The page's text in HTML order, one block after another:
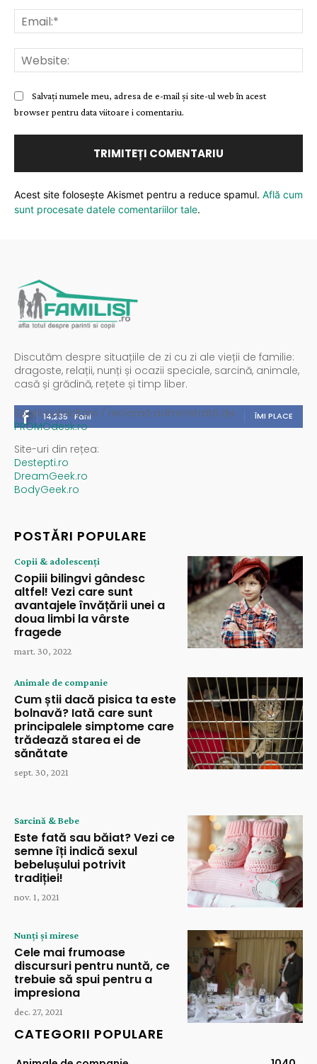
Salvați numele meu, adresa de e-mail și site-ul web în acest
browser pentru data viitoare i comentariu.
Acest site folosește Akismet pentru a reduce spamul. Află cum
sunt procesate datele comentariilor tale.
Discutăm despre situațiile de zi cu zi ale vieții de familie:
dragoste, relații, nunți și ocazii speciale, sarcină, animale,
casă și grădină, rețete și timp liber.
14,235 Fani ÎMI PLACE
Spații publicitare / reclamă administrată de
PROMOdesk.ro
Site-uri din rețea:
Destepti.ro
DreamGeek.ro
BodyGeek.ro
POSTĂRI POPULARE
Copii & adolescenți
Copiii bilingvi gândesc
altfel! Vezi care sunt
avantajele învățării unei a
doua limbi la vârste
fragede
mart. 30, 2022
Animale de companie
Cum știi dacă pisica ta este
bolnavă? Iată care sunt
principalele simptome care
trădează starea ei de
sănătate
sept. 30, 2021
Sarcină & Bebe
Este fată sau băiat? Vezi ce
semne îți indică sexul
bebelușului potrivit
tradiției!
nov. 1, 2021
Nunți și mirese
Cele mai frumoase
discursuri pentru nuntă, ce
trebuie să spui pentru a
impresiona
dec. 27, 2021
CATEGORII POPULARE